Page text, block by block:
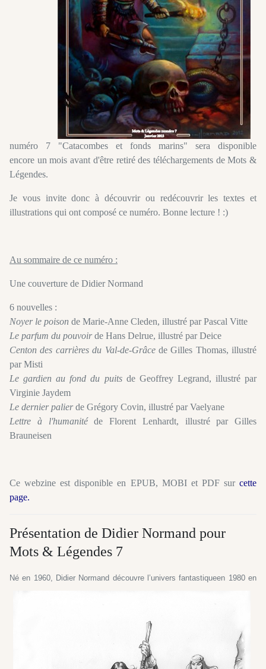
numéro 7 "Catacombes et fonds marins" sera disponible
encore un mois avant d'être retiré des téléchargements de Mots &
Légendes.
Je vous invite donc à découvrir ou redécouvrir les textes et
illustrations qui ont composé ce numéro. Bonne lecture ! :)
Au sommaire de ce numéro :
Une couverture de Didier Normand
6 nouvelles :
Noyer le poison de Marie-Anne Cleden, illustré par Pascal Vitte
Le parfum du pouvoirde Hans Delrue, illustré par Deice
Centon des carrières du Val-de-Grâcede Gilles Thomas, illustré
par Misti
Le gardien au fond du puitsde Geoffrey Legrand, illustré par
Virginie Jaydem
Le dernier palierde Grégory Covin, illustré par Vaelyane
Lettre à l'humanitéde Florent Lenhardt, illustré par Gilles
Brauneisen
Ce webzine est disponible en EPUB, MOBI et PDF sur cette
page.
Présentation de Didier Normand pour
Mots & Légendes 7
Né en 1960, Didier Normand découvre l’univers fantastiqueen 1980 en